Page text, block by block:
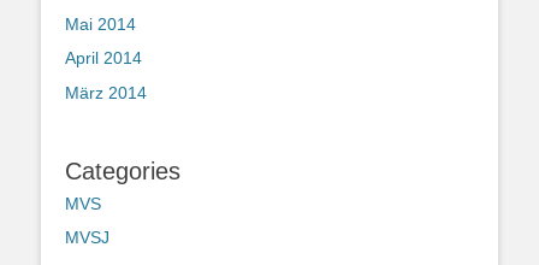
Mai 2014
April 2014
März 2014
Categories
MVS
MVSJ